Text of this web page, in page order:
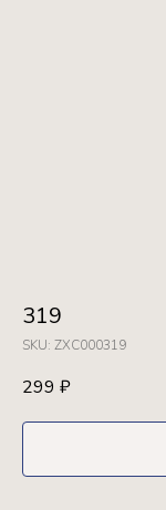
319
SKU: ZXC000319
299 ₽